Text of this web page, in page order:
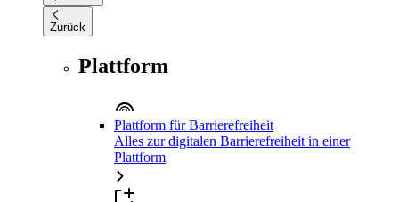
Zurück
Plattform
Plattform für Barrierefreiheit
Alles zur digitalen Barrierefreiheit in einer
Plattform